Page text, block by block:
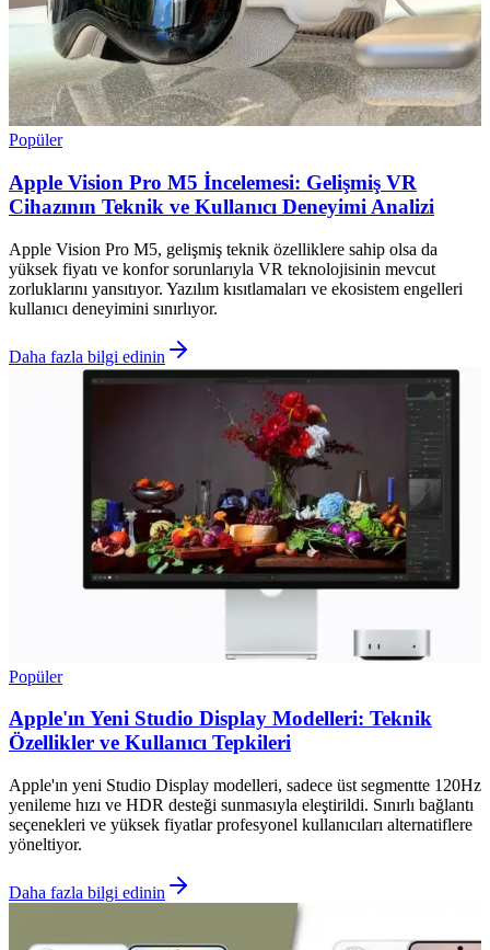
Popüler
Apple Vision Pro M5 İncelemesi: Gelişmiş VR
Cihazının Teknik ve Kullanıcı Deneyimi Analizi
Apple Vision Pro M5, gelişmiş teknik özelliklere sahip olsa da
yüksek fiyatı ve konfor sorunlarıyla VR teknolojisinin mevcut
zorluklarını yansıtıyor. Yazılım kısıtlamaları ve ekosistem engelleri
kullanıcı deneyimini sınırlıyor.
Daha fazla bilgi edinin
Popüler
Apple'ın Yeni Studio Display Modelleri: Teknik
Özellikler ve Kullanıcı Tepkileri
Apple'ın yeni Studio Display modelleri, sadece üst segmentte 120Hz
yenileme hızı ve HDR desteği sunmasıyla eleştirildi. Sınırlı bağlantı
seçenekleri ve yüksek fiyatlar profesyonel kullanıcıları alternatiflere
yöneltiyor.
Daha fazla bilgi edinin